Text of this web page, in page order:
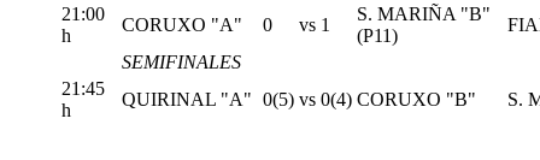
21:00
h
CORUXO "A" 0 vs 1
S. MARIÑA "B"
(P11)
SEMIFINALES
21:45
h
QUIRINAL "A" 0(5) vs 0(4) CORUXO "B" S.